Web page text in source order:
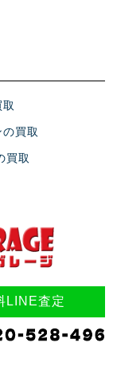
LINE査定
の買取
買取